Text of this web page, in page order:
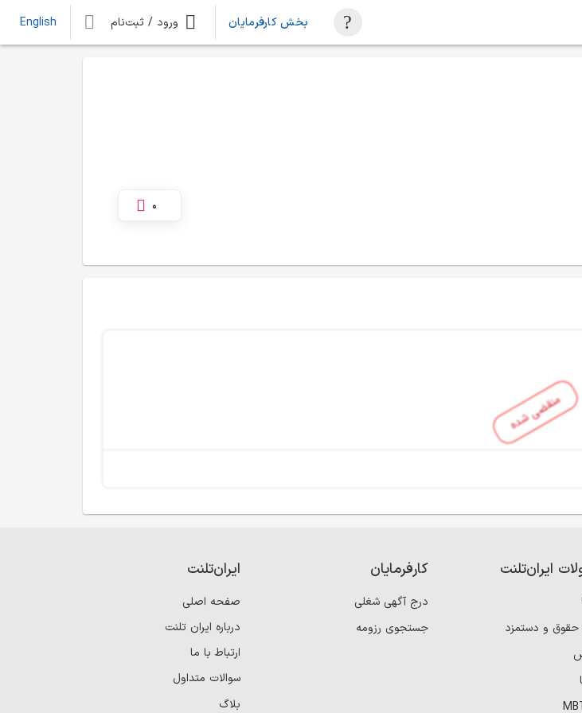
بخش کارفرمایان ورود / ثبت‌نام English
0
منقضی شده
ایران‌تلنت
حقوق و دستمزد
کارفرمایان
درج آگهی شغلی
جستجوی رزومه
ایران‌تلنت
صفحه اصلی
درباره ایران تلنت
ارتباط با ما
سوالات متداول
بلاگ